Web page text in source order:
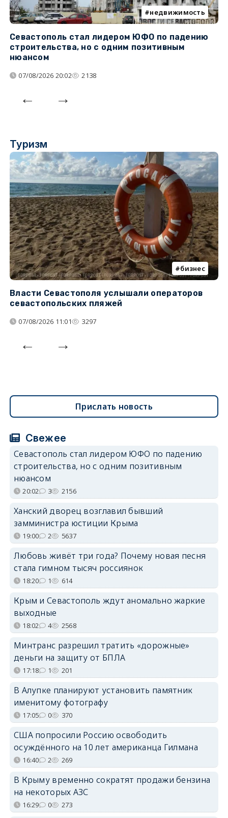
недвижимость
Севастополь стал лидером ЮФО по падению
строительства, но с одним позитивным
нюансом
07/08/2026 20:02 2138
Туризм
бизнес
Власти Севастополя услышали операторов
севастопольских пляжей
07/08/2026 11:01 3297
Прислать новость
Свежее
Севастополь стал лидером ЮФО по падению
строительства, но с одним позитивным
нюансом
20:02 3 2156
Ханский дворец возглавил бывший
замминистра юстиции Крыма
19:00 2 5637
Любовь живёт три года? Почему новая песня
стала гимном тысяч россиянок
18:20 1 614
Крым и Севастополь ждут аномально жаркие
выходные
18:02 4 2568
Минтранс разрешил тратить «дорожные»
деньги на защиту от БПЛА
17:18 1 201
В Алупке планируют установить памятник
именитому фотографу
17:05 0 370
США попросили Россию освободить
осуждённого на 10 лет американца Гилмана
16:40 2 269
В Крыму временно сократят продажи бензина
на некоторых АЗС
16:29 0 273